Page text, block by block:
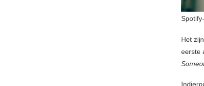
Het
eerste